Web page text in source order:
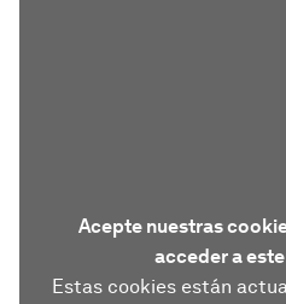
Acepte nuestras
acceder a
Estas cookies están